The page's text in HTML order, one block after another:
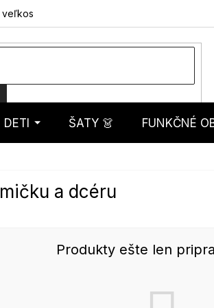
DETI ŠATY 👗 FUNKČNÉ
a dcéru
Produkty ešte len